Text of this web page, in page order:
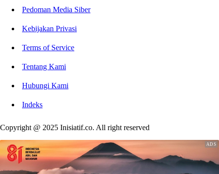
Pedoman Media Siber
Kebijakan Privasi
Terms of Service
Tentang Kami
Hubungi Kami
Indeks
Copyright @ 2025 Inisiatif.co. All right reserved